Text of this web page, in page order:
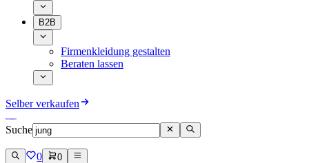
B2B
Firmenkleidung gestalten
Beraten lassen
Selber verkaufen
Suche
0 0